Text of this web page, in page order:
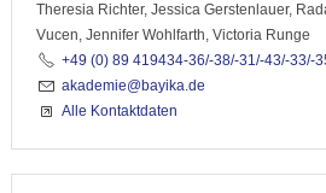
Theresia Richter, Jessica Gerstenlauer,
Vucen, Jennifer Wohlfarth, Victoria Runge
+49 (0) 89 419434-36/-38/-31/-43/-33/-3
akademie@bayika.de
Alle Kontaktdaten